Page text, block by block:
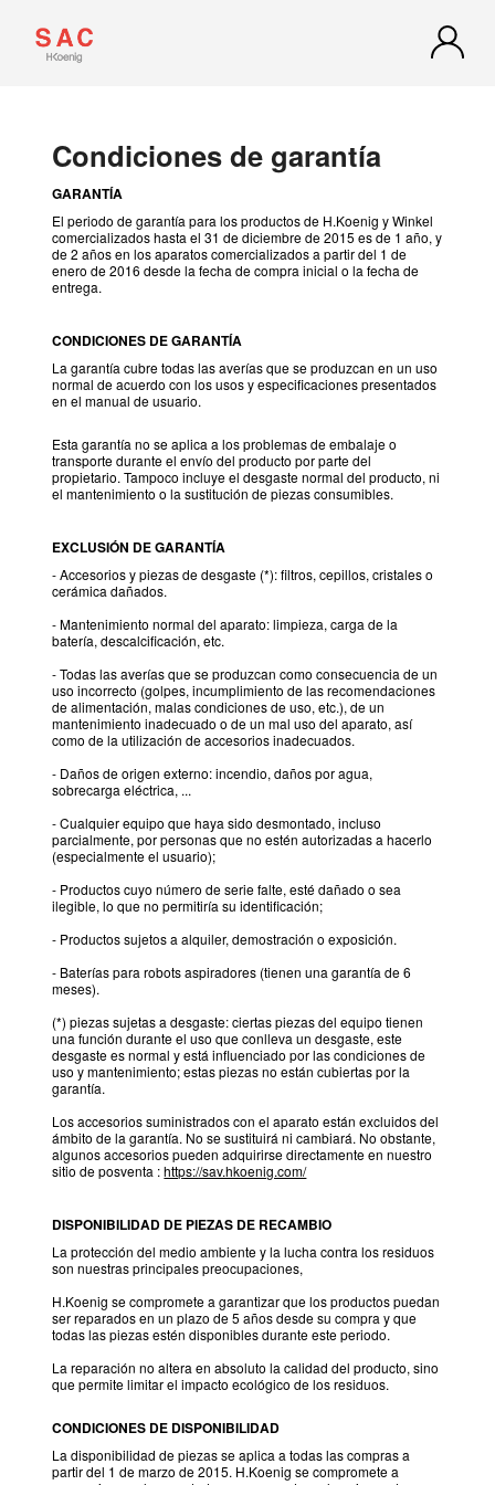
Condiciones de garantía
GARANTÍA
El periodo de garantía para los productos de H.Koenig y Winkel
comercializados hasta el 31 de diciembre de 2015 es de 1 año, y
de 2 años en los aparatos comercializados a partir del 1 de
enero de 2016 desde la fecha de compra inicial o la fecha de
entrega.
CONDICIONES DE GARANTÍA
La garantía cubre todas las averías que se produzcan en un uso
normal de acuerdo con los usos y especificaciones presentados
en el manual de usuario.
Esta garantía no se aplica a los problemas de embalaje o
transporte durante el envío del producto por parte del
propietario. Tampoco incluye el desgaste normal del producto, ni
el mantenimiento o la sustitución de piezas consumibles.
EXCLUSIÓN DE GARANTÍA
- Accesorios y piezas de desgaste (*): filtros, cepillos, cristales o
cerámica dañados.
- Mantenimiento normal del aparato: limpieza, carga de la
batería, descalcificación, etc.
- Todas las averías que se produzcan como consecuencia de un
uso incorrecto (golpes, incumplimiento de las recomendaciones
de alimentación, malas condiciones de uso, etc.), de un
mantenimiento inadecuado o de un mal uso del aparato, así
como de la utilización de accesorios inadecuados.
- Daños de origen externo: incendio, daños por agua,
sobrecarga eléctrica, ...
- Cualquier equipo que haya sido desmontado, incluso
parcialmente, por personas que no estén autorizadas a hacerlo
(especialmente el usuario);
- Productos cuyo número de serie falte, esté dañado o sea
ilegible, lo que no permitiría su identificación;
- Productos sujetos a alquiler, demostración o exposición.
- Baterías para robots aspiradores (tienen una garantía de 6
meses).
(*) piezas sujetas a desgaste: ciertas piezas del equipo tienen
una función durante el uso que conlleva un desgaste, este
desgaste es normal y está influenciado por las condiciones de
uso y mantenimiento; estas piezas no están cubiertas por la
garantía.
Los accesorios suministrados con el aparato están excluidos del
ámbito de la garantía. No se sustituirá ni cambiará. No obstante,
algunos accesorios pueden adquirirse directamente en nuestro
sitio de posventa :https://sav.hkoenig.com/
DISPONIBILIDAD DE PIEZAS DE RECAMBIO
La protección del medio ambiente y la lucha contra los residuos
son nuestras principales preocupaciones,
H.Koenig se compromete a garantizar que los productos puedan
ser reparados en un plazo de 5 años desde su compra y que
todas las piezas estén disponibles durante este periodo.
La reparación no altera en absoluto la calidad del producto, sino
que permite limitar el impacto ecológico de los residuos.
CONDICIONES DE DISPONIBILIDAD
La disponibilidad de piezas se aplica a todas las compras a
partir del 1 de marzo de 2015. H.Koenig se compromete a